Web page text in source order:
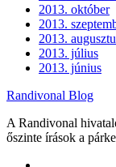
2013. október
2013.
2013.
2013. július
2013. június
Randivonal Blog
A Randivonal
őszinte írások a